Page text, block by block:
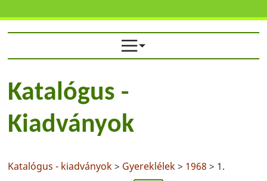
Katalógus -
Kiadványok
Katalógus - kiadványok> Gyereklélek> 1968 > 1.